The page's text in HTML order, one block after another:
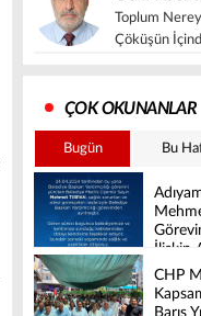
Toplum
Çöküşün
ÇOK OKUNANLAR
Bugün Bu
İlişkin
CHP